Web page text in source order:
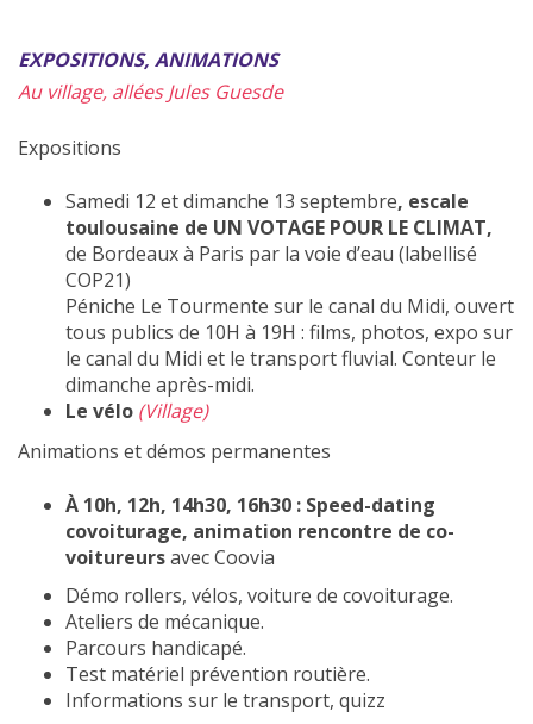
EXPOSITIONS, ANIMATIONS
Au village, allées Jules Guesde
Expositions
Samedi 12 et dimanche 13 septembre, escale
toulousaine de UN VOTAGE POUR LE CLIMAT,
de Bordeaux à Paris par la voie d’eau (labellisé
COP21)
Péniche Le Tourmente sur le canal du Midi, ouvert
tous publics de 10H à 19H : films, photos, expo sur
le canal du Midi et le transport fluvial. Conteur le
dimanche après-midi.
Le vélo (Village)
Animations et démos permanentes
À 10h, 12h, 14h30, 16h30 : Speed-dating
covoiturage, animation rencontre de co-
voitureursavec Coovia
Démo rollers, vélos, voiture de covoiturage.
Ateliers de mécanique.
Parcours handicapé.
Test matériel prévention routière.
Informations sur le transport, quizz